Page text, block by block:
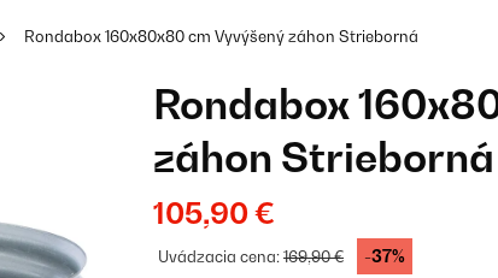
Rondabox 160x80x80 cm Vyvýšený záhon Strieborná
Rondabox
záhon Strieborná
105,90 €
Uvádzacia cena:169,90 € -37%